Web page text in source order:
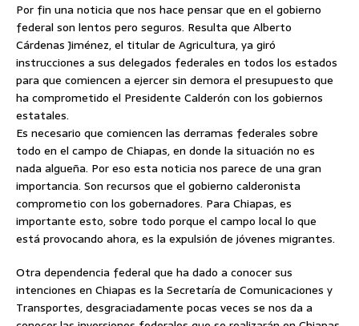
Por fin una noticia que nos hace pensar que en el gobierno
federal son lentos pero seguros. Resulta que Alberto
Cárdenas Jiménez, el titular de Agricultura, ya giró
instrucciones a sus delegados federales en todos los estados
para que comiencen a ejercer sin demora el presupuesto que
ha comprometido el Presidente Calderón con los gobiernos
estatales.
Es necesario que comiencen las derramas federales sobre
todo en el campo de Chiapas, en donde la situación no es
nada algueña. Por eso esta noticia nos parece de una gran
importancia. Son recursos que el gobierno calderonista
comprometio con los gobernadores. Para Chiapas, es
importante esto, sobre todo porque el campo local lo que
está provocando ahora, es la expulsión de jóvenes migrantes.
Otra dependencia federal que ha dado a conocer sus
intenciones en Chiapas es la Secretaría de Comunicaciones y
Transportes, desgraciadamente pocas veces se nos da a